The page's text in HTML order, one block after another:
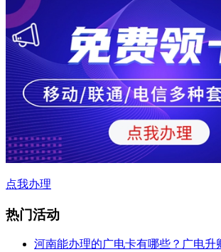
点我办理
热门活动
河南能办理的广电卡有哪些？广电升